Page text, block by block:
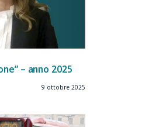
– anno 2025
9 ottobre 2025